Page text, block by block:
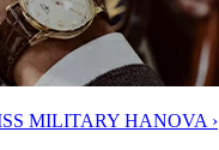
MILITARY HANOVA ›